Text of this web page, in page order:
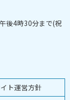
ト運営方針
後4時30分まで(祝